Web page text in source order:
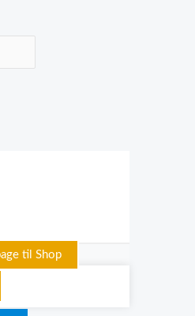
til Shop